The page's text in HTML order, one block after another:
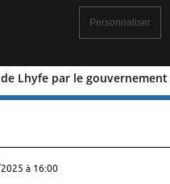
Lhyfe par le
projets de
à 16:00
Personnaliser